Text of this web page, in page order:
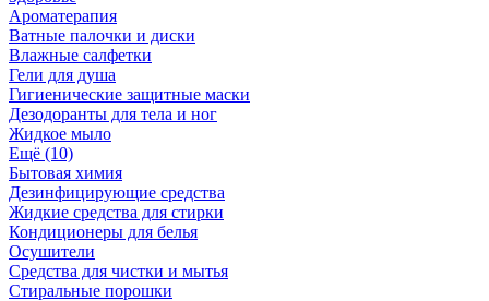
Ароматерапия
Ватные палочки и диски
Влажные салфетки
Гели для душа
Гигиенические защитные маски
Дезодоранты для тела и ног
Жидкое мыло
Ещё (10)
Бытовая химия
Дезинфицирующие средства
Жидкие средства для стирки
Кондиционеры для белья
Осушители
Средства для чистки и мытья
Стиральные порошки